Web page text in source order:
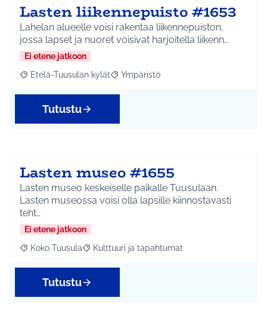
Lasten liikennepuisto #1653
Lahelan alueelle voisi rakentaa liikennepuiston,
jossa lapset ja nuoret voisivat harjoitella liikenn…
Ei etene jatkoon
Rajaa tulokset aihepiirin mukaan: Etelä-Tuusulan kylät
Etelä-Tuusulan kylät Rajaa tulokset teeman mukaan:
Ympäristö
Tutustu
Lasten museo #1655
Lasten museo keskeiselle paikalle Tuusulaan.
Lasten museossa voisi olla lapsille kiinnostavasti
teht…
Ei etene jatkoon
Rajaa tulokset aihepiirin mukaan: Koko Tuusula
Koko Tuusula Rajaa tulokset teeman mukaan: Kulttuuri ja
Kulttuuri ja tapahtumat
Tutustu